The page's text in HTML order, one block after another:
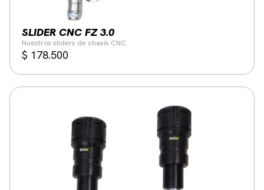
SLIDER CNC FZ 3.0
Nuestros sliders de chasis CNC
$ 178.500